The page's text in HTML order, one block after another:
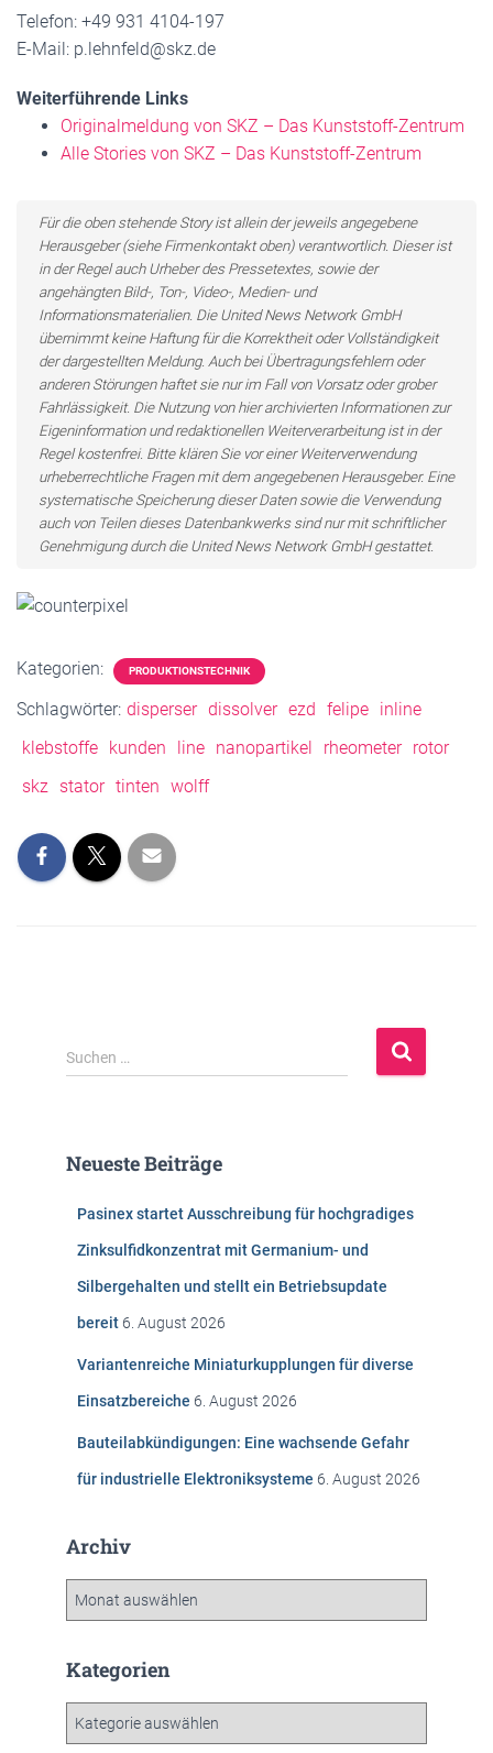
Telefon: +49 931 4104-197
E-Mail: p.lehnfeld@skz.de
Weiterführende Links
Originalmeldung von SKZ – Das Kunststoff-Zentrum
Alle Stories von SKZ – Das Kunststoff-Zentrum
Für die oben stehende Story ist allein der jeweils angegebene
Herausgeber (siehe Firmenkontakt oben) verantwortlich. Dieser ist
in der Regel auch Urheber des Pressetextes, sowie der
angehängten Bild-, Ton-, Video-, Medien- und
Informationsmaterialien. Die United News Network GmbH
übernimmt keine Haftung für die Korrektheit oder Vollständigkeit
der dargestellten Meldung. Auch bei Übertragungsfehlern oder
anderen Störungen haftet sie nur im Fall von Vorsatz oder grober
Fahrlässigkeit. Die Nutzung von hier archivierten Informationen zur
Eigeninformation und redaktionellen Weiterverarbeitung ist in der
Regel kostenfrei. Bitte klären Sie vor einer Weiterverwendung
urheberrechtliche Fragen mit dem angegebenen Herausgeber. Eine
systematische Speicherung dieser Daten sowie die Verwendung
auch von Teilen dieses Datenbankwerks sind nur mit schriftlicher
Genehmigung durch die United News Network GmbH gestattet.
Kategorien: PRODUKTIONSTECHNIK
Schlagwörter: disperser dissolver ezd felipe inline
klebstoffe
kunden line nanopartikel rheometer rotor
skz stator tinten wolff
S
u
n
Suchen …
Neueste Beiträge
Pasinex startet Ausschreibung für hochgradiges
Zinksulfidkonzentrat mit Germanium- und
Silbergehalten und stellt ein Betriebsupdate
bereit 6. August 2026
Variantenreiche Miniaturkupplungen für diverse
Einsatzbereiche 6. August 2026
Bauteilabkündigungen: Eine wachsende Gefahr
für industrielle Elektroniksysteme 6. August 2026
Archiv
h
Kategorien